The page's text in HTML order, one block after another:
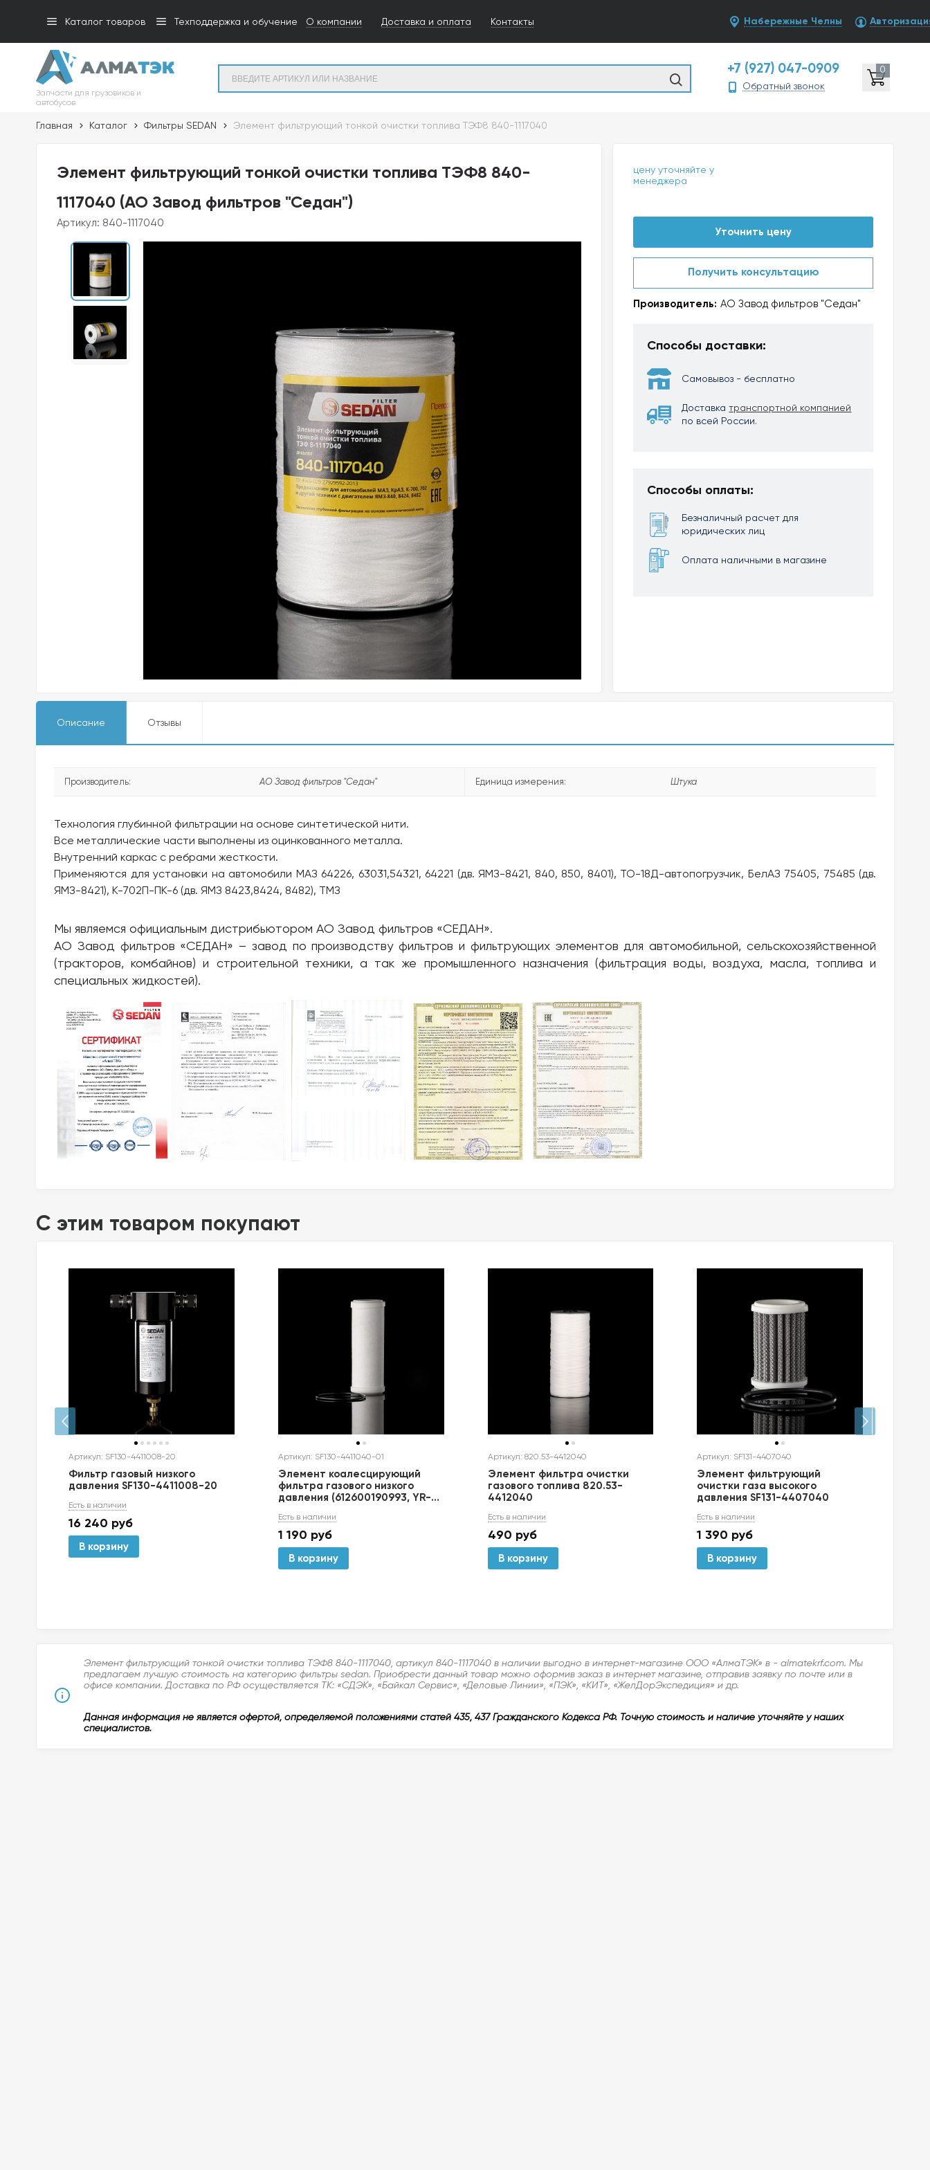
Каталог товаров Техподдержка и обучение О компании Доставка и оплата Контакты Набережные Челны
Запчасти для грузовиков и
автобусов
+7 (927) 047-0909
Обратный звонок
0
Главная Каталог Фильтры SEDAN Элемент фильтрующий тонкой очистки топлива ТЭФ8 840-1117040
Элемент фильтрующий тонкой очистки топлива ТЭФ8 840-
1117040 (АО Завод фильтров "Седан")
Артикул: 840-1117040
цену уточняйте у
менеджера
Уточнить цену
Получить консультацию
Производитель: АО Завод фильтров "Седан"
Способы доставки:
Самовывоз - бесплатно
Доставкатранспортной компанией
по всей России.
Способы оплаты:
Безналичный расчет для
юридических лиц
Оплата наличными в магазине
Описание Отзывы
Производитель: АО Завод фильтров "Седан" Единица измерения: Штука
Технология глубинной фильтрации на основе синтетической нити.
Все металлические части выполнены из оцинкованного металла.
Внутренний каркас с ребрами жесткости.
Применяются для установки на автомобили МАЗ 64226, 63031,54321, 64221 (дв. ЯМЗ-8421, 840, 850, 8401), ТО-18Д-автопогрузчик, БелАЗ 75405, 75485 (дв.
ЯМЗ-8421), К-702П-ПК-6 (дв. ЯМЗ 8423,8424, 8482), ТМЗ
Мы являемся официальным дистрибьютором АО Завод фильтров «СЕДАН».
АО Завод фильтров «СЕДАН» – завод по производству фильтров и фильтрующих элементов для автомобильной, сельскохозяйственной
(тракторов, комбайнов) и строительной техники, а так же промышленного назначения (фильтрация воды, воздуха, масла, топлива и
специальных жидкостей).
C этим товаром покупают
Артикул: SF130-4411008-20
Фильтр газовый низкого
давления SF130-4411008-20
Есть в наличии
16 240 руб
В корзину
Артикул: SF130-4411040-01
Элемент коалесцирующий
фильтра газового низкого
давления (612600190993, YR-
Есть в наличии
1 190 руб
В корзину
Артикул: 820.53-4412040
Элемент фильтра очистки
газового топлива 820.53-
4412040
Есть в наличии
490 руб
В корзину
Артикул: SF131-4407040
Элемент фильтрующий
очистки газа высокого
давления SF131-4407040
Есть в наличии
1 390 руб
В корзину
Элемент фильтрующий тонкой очистки топлива ТЭФ8 840-1117040, артикул 840-1117040 в наличии выгодно в интернет-магазине ООО «АлмаТЭК» в - almatekrf.com. Мы
предлагаем лучшую стоимость на категорию фильтры sedan. Приобрести данный товар можно оформив заказ в интернет магазине, отправив заявку по почте или в
офисе компании. Доставка по РФ осуществляется ТК: «СДЭК», «Байкал Сервис», «Деловые Линии», «ПЭК», «КИТ», «ЖелДорЭкспедиция» и др.